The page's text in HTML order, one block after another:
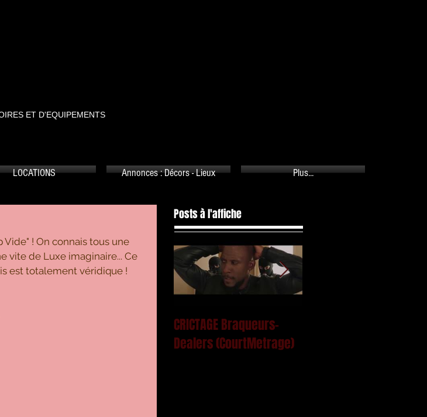
ET D'EQUIPEMENTS
LOCATIONS Annonces : Décors - Lieux Plus...
! On connais tous une
vite de Luxe imaginaire... Ce
est totalement véridique !
Posts à l'affiche
CRICTAGE Braqueurs-
Dealers (CourtMetrage)